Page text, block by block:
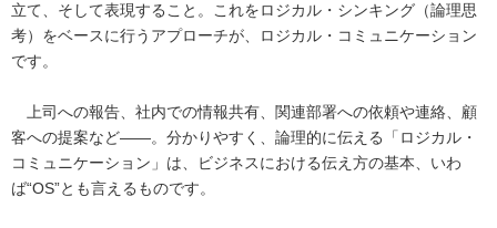
立て、そして表現すること。これをロジカル・シンキング（論理思
考）をベースに行うアプローチが、ロジカル・コミュニケーション
です。
上司への報告、社内での情報共有、関連部署への依頼や連絡、顧
客への提案など――。分かりやすく、論理的に伝える「ロジカル・
コミュニケーション」は、ビジネスにおける伝え方の基本、いわ
ば“OS”とも言えるものです。